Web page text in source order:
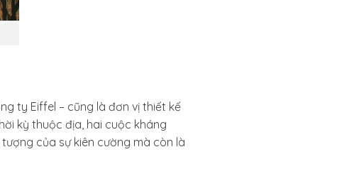
ty Eiffel – cũng là đơn vị thiết kế
kỳ thuộc địa, hai cuộc kháng
của sự kiên cường mà còn là